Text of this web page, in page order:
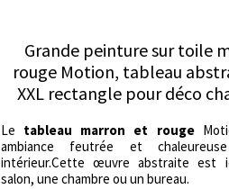
Grande peinture sur toile
rouge Motion, tableau
XXL rectangle pour déco
Le tableau marron et rouge
ambiance feutrée et
intérieur.Cette œuvre abstraite est
salon, une chambre ou un bureau.